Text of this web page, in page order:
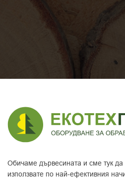
Обичаме дървесината и сме тук
използвате по най-ефективния